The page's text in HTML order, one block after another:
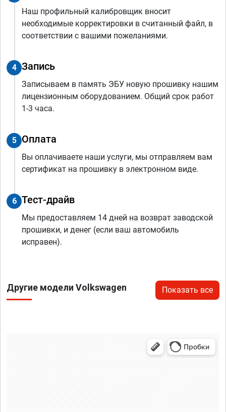
Наш профильный калибровщик вносит
необходимые корректировки в считанный файл, в
соответствии с вашими пожеланиями.
4 Запись
Записываем в память ЭБУ новую прошивку нашим
лицензионным оборудованием. Общий срок работ
1-3 часа.
5 Оплата
Вы оплачиваете наши услуги, мы отправляем вам
сертификат на прошивку в электронном виде.
6 Тест-драйв
Мы предоставляем 14 дней на возврат заводской
прошивки, и денег (если ваш автомобиль
исправен).
Другие модели Volkswagen Показать все